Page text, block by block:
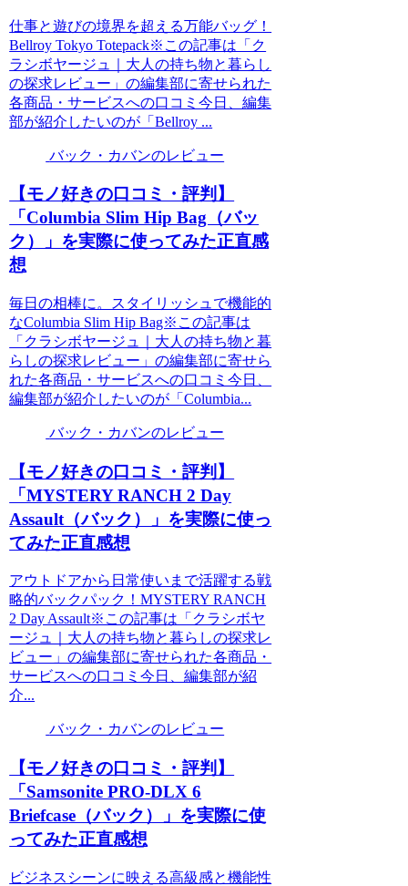
仕事と遊びの境界を超える万能バッグ！
Bellroy Tokyo Totepack※この記事は「ク
ラシボヤージュ｜大人の持ち物と暮らし
の探求レビュー」の編集部に寄せられた
各商品・サービスへの口コミ今日、編集
部が紹介したいのが「Bellroy ...
バック・カバンのレビュー
【モノ好きの口コミ・評判】
「Columbia Slim Hip Bag（バッ
ク）」を実際に使ってみた正直感
想
毎日の相棒に。スタイリッシュで機能的
なColumbia Slim Hip Bag※この記事は
「クラシボヤージュ｜大人の持ち物と暮
らしの探求レビュー」の編集部に寄せら
れた各商品・サービスへの口コミ今日、
編集部が紹介したいのが「Columbia...
バック・カバンのレビュー
【モノ好きの口コミ・評判】
「MYSTERY RANCH 2 Day
Assault（バック）」を実際に使っ
てみた正直感想
アウトドアから日常使いまで活躍する戦
略的バックパック！MYSTERY RANCH
2 Day Assault※この記事は「クラシボヤ
ージュ｜大人の持ち物と暮らしの探求レ
ビュー」の編集部に寄せられた各商品・
サービスへの口コミ今日、編集部が紹
介...
バック・カバンのレビュー
【モノ好きの口コミ・評判】
「Samsonite PRO-DLX 6
Briefcase（バック）」を実際に使
ってみた正直感想
ビジネスシーンに映える高級感と機能性